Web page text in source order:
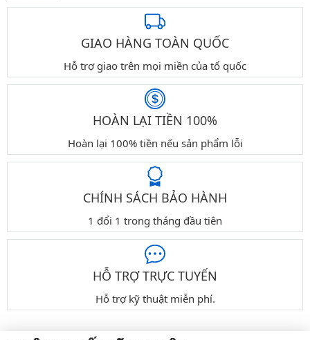
GIAO HÀNG TOÀN QUỐC
Hỗ trợ giao trên mọi miền của tổ quốc
HOÀN LẠI TIỀN 100%
Hoàn lại 100% tiền nếu sản phẩm lỗi
CHÍNH SÁCH BẢO HÀNH
1 đổi 1 trong tháng đầu tiên
HỖ TRỢ TRỰC TUYẾN
Hỗ trợ kỹ thuật miễn phí.